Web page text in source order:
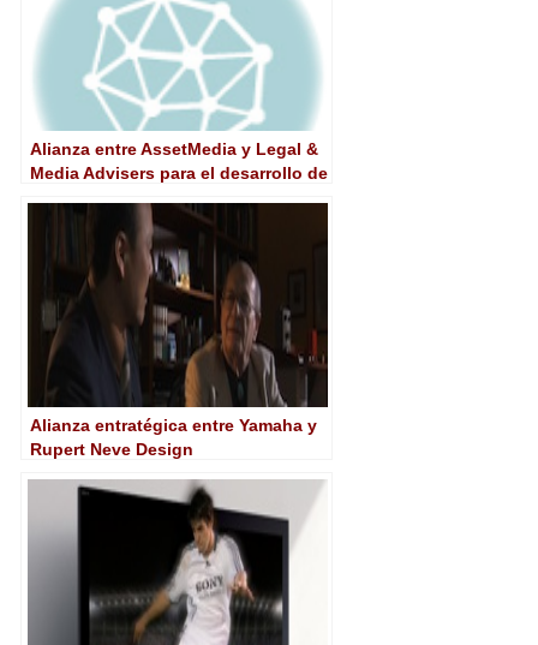
Alianza entre AssetMedia y Legal &
Media Advisers para el desarrollo de
Alianza entratégica entre Yamaha y
Rupert Neve Design